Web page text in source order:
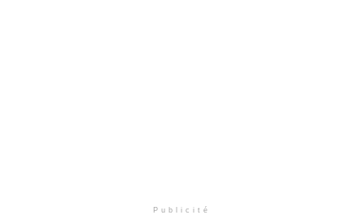
Publicité